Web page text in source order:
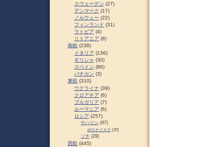
スウェーデン (27)
デンマーク (17)
ノルウェー (22)
フィンランド (31)
ラトビア (4)
リトアニア (8)
南欧 (238)
イタリア (136)
ギリシャ (30)
スペイン (86)
バチカン (3)
東欧 (310)
ウクライナ (39)
クロアチア (6)
ブルガリア (7)
ルーマニア (6)
ロシア (257)
サハリン (67)
ポロナイスク (37)
ソチ (29)
西欧 (445)